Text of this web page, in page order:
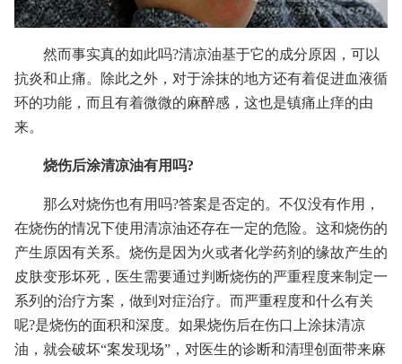
然而事实真的如此吗?清凉油基于它的成分原因，可以
抗炎和止痛。除此之外，对于涂抹的地方还有着促进血液循
环的功能，而且有着微微的麻醉感，这也是镇痛止痒的由
来。
烧伤后涂清凉油有用吗?
那么对烧伤也有用吗?答案是否定的。不仅没有作用，
在烧伤的情况下使用清凉油还存在一定的危险。这和烧伤的
产生原因有关系。烧伤是因为火或者化学药剂的缘故产生的
皮肤变形坏死，医生需要通过判断烧伤的严重程度来制定一
系列的治疗方案，做到对症治疗。而严重程度和什么有关
呢?是烧伤的面积和深度。如果烧伤后在伤口上涂抹清凉
油，就会破坏“案发现场”，对医生的诊断和清理创面带来麻